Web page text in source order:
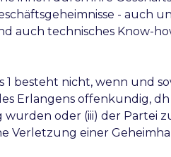
- auch
auch technisches Know-
besteht nicht, wenn und
Erlangens offenkundig,
oder (iii) der Partei
Verletzung einer